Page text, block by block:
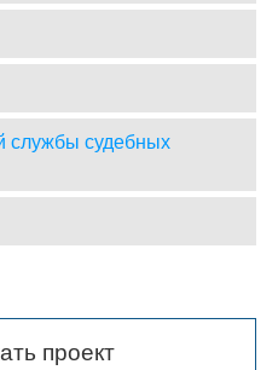
службы судебных
проект